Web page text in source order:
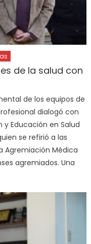
de la salud con
de los equipos de
dialogó con
Educación en Salud
se refirió a las
Agremiación Médica
agremiados. Una